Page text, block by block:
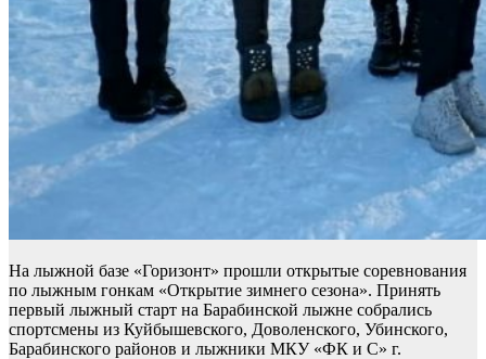
На лыжной базе «Горизонт» прошли открытые соревнования
по лыжным гонкам «Открытие зимнего сезона». Принять
первый лыжный старт на Барабинской лыжне собрались
спортсмены из Куйбышевского, Доволенского, Убинского,
Барабинского районов и лыжники МКУ «ФК и С» г.